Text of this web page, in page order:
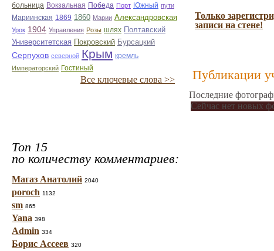
больница Вокзальная Победа Порт Южный пути
Мариинская 1869 1860 Марии Александровская
Урок 1904 Управления Розы шлях
Полтавский
Университетская
Покровский Бурсацкий
Серпухов северной Крым кремль
Императорский Гостиный
Все ключевые слова >>
Топ 15
по количеству комментариев:
Магаз Анатолий 2040
poroch 1132
sm 865
Yana 398
Admin 334
Борис Ассеев 320
Только
записи на стене!
Публикации
Последние
Сейчас нет новых